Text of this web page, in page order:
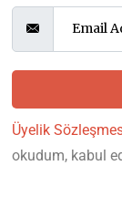
Üyelik
okudum, kabul